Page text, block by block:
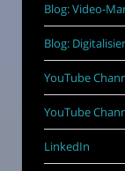
Blog: Video-
Blog:
YouTube
YouTube
LinkedIn